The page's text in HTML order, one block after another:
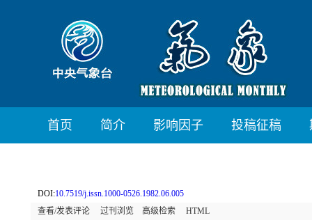
首页 简介 影响因子 投稿征稿
DOI:10.7519/j.issn.1000-0526.1982.06.005
查看/发表评论
过刊浏览 高级检索 HTML